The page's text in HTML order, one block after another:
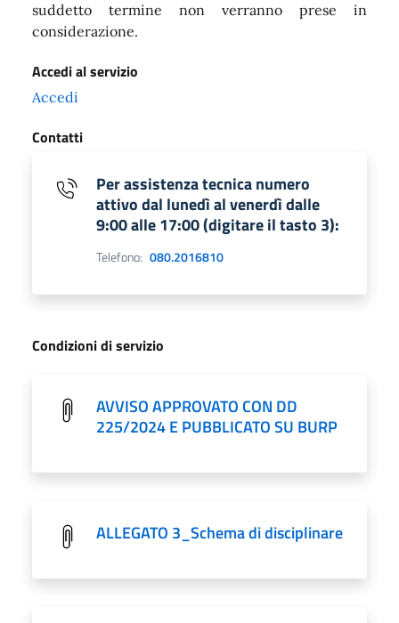
suddetto termine non verranno prese in
considerazione.
Accedi al servizio
Accedi
Contatti
Per assistenza tecnica numero
attivo dal lunedì al venerdì dalle
9:00 alle 17:00 (digitare il tasto 3):
Telefono: 080.2016810
Condizioni di servizio
AVVISO APPROVATO CON DD
225/2024 E PUBBLICATO SU BURP
ALLEGATO 3_Schema di disciplinare